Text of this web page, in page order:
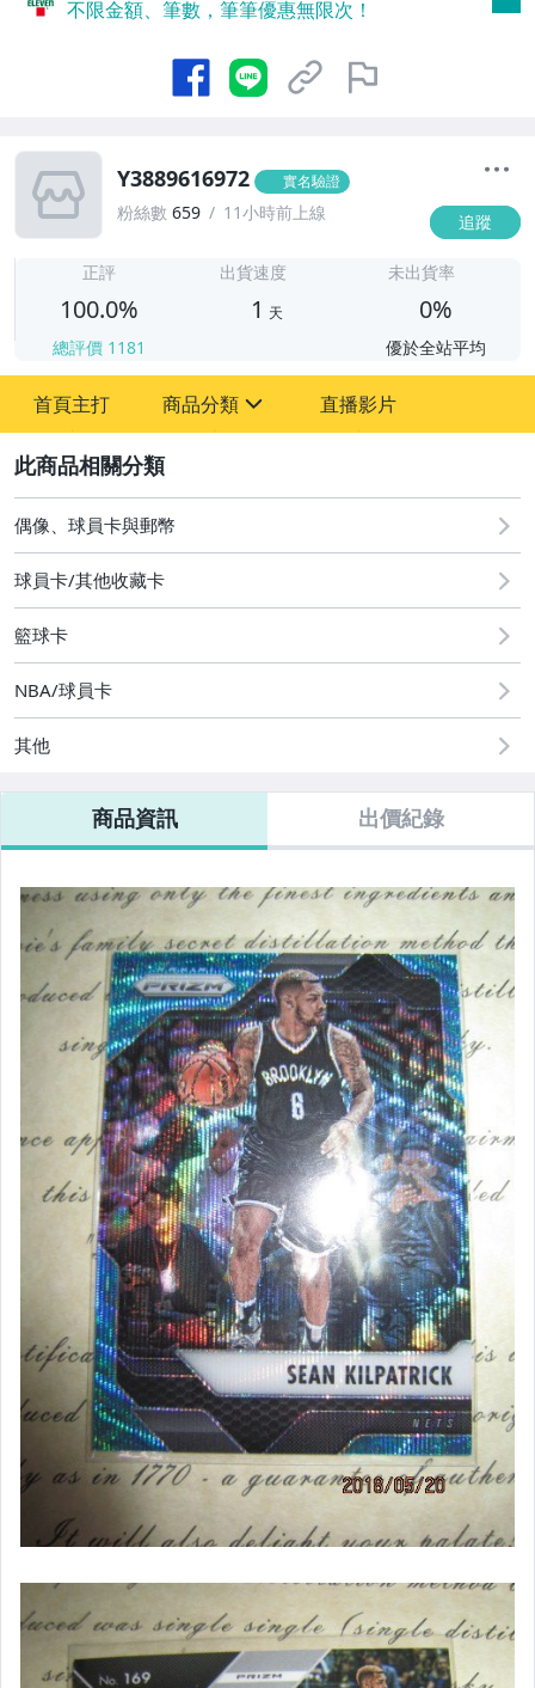
不限金額、筆數，筆筆優惠無限次！
Y3889616972 實名驗證
粉絲數 659 11小時前上線 追蹤
正評
100.0%
總評價 1181
出貨速度
1 天
未出貨率
0%
優於全站平均
首頁主打 商品分類
偶像、球員卡與郵幣
直播影片
偶像、球員卡與郵幣
球員卡/其他收藏卡
籃球卡
NBA/球員卡
其他
商品資訊 出價紀錄